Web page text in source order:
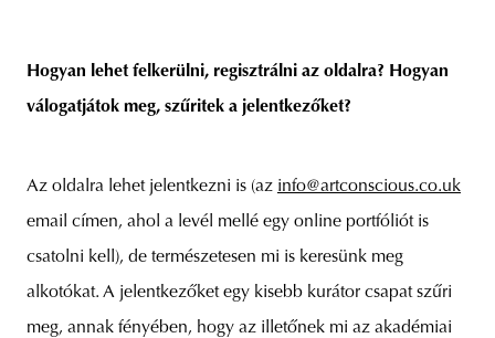
Hogyan lehet felkerülni, regisztrálni az oldalra? Hogyan
válogatjátok meg, szűritek a jelentkezőket?
Az oldalra lehet jelentkezni is (az info@artconscious.co.uk
email címen, ahol a levél mellé egy online portfóliót is
csatolni kell), de természetesen mi is keresünk meg
alkotókat. A jelentkezőket egy kisebb kurátor csapat szűri
meg, annak fényében, hogy az illetőnek mi az akadémiai